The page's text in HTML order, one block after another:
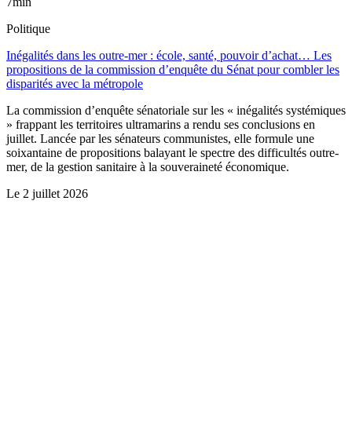
Politique
Inégalités dans les outre-mer : école, santé, pouvoir d’achat… Les
propositions de la commission d’enquête du Sénat pour combler les
disparités avec la métropole
La commission d’enquête sénatoriale sur les « inégalités systémiques
» frappant les territoires ultramarins a rendu ses conclusions en
juillet. Lancée par les sénateurs communistes, elle formule une
soixantaine de propositions balayant le spectre des difficultés outre-
mer, de la gestion sanitaire à la souveraineté économique.
Le 2 juillet 2026